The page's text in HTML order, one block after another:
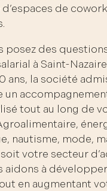
de
posez des
à Saint-Nazaire
ans, la société
un
tout au long de
nautisme, mode,
votre secteur
aidons à
en augmentant